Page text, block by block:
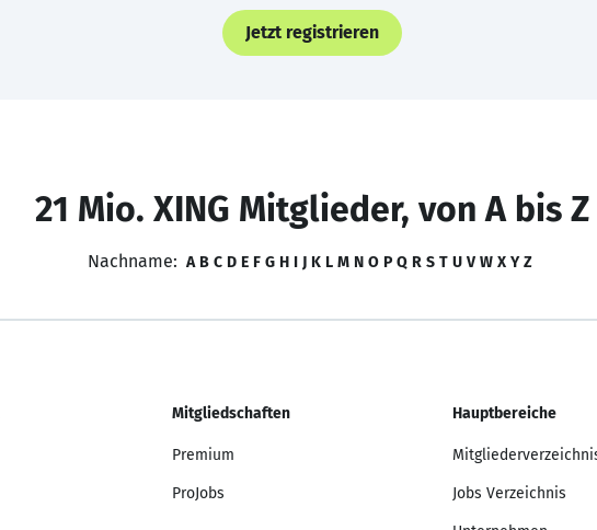
Jetzt registrieren
21 Mio. XING Mitglieder, von A bis Z
Nachname: A B C D E F G H I J K L M N O P Q R S T U V W X Y Z
Mitgliedschaften
Premium
ProJobs
Hauptbereiche
Jobs Verzeichnis